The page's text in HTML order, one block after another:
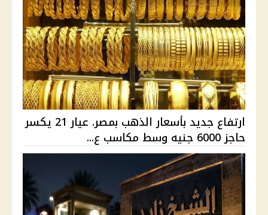
ارتفاع جديد بأسعار الذهب بمصر. عيار 21 يكسر
حاجز 6000 جنيه وسط مكاسب ع...